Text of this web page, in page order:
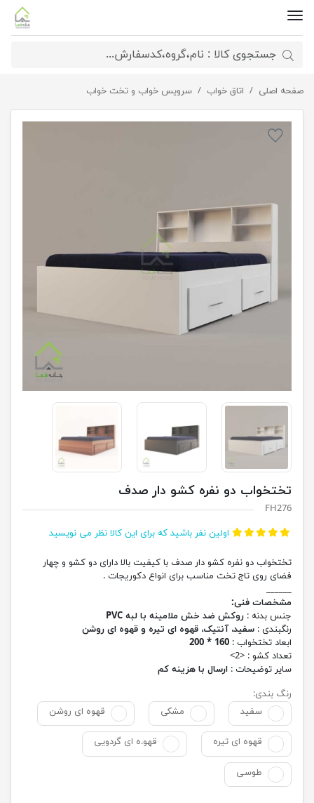
صفحه اصلی اتاق خواب سرویس خواب و تخت خوابتختخواب دو نفره کشو دار صدف
تختخواب دو نفره کشو دار صدف
FH276
اولین نفر باشید که برای این کالا نظر می نویسید
تختخواب دو نفره کشو دار صدف با کیفیت بالا دارای دو کشو و چهار
فضای روی تاج تخت مناسب برای انواع دکوریجات .
______
مشخصات فنی:
جنس بدنه : روکش ضد خش ملامینه با لبه PVC
رنگبندی : سفید، آنتیک، قهوه ای تیره و قهوه ای روشن
ابعاد تختخواب : 160 * 200
تعداد کشو : <2>
سایر توضیحات : ارسال با هزینه کم
رنگ بندی:
سفید
مشکی قهوه ای روشن
قهوه ای تیره قهو.ه ای گردویی
طوسی